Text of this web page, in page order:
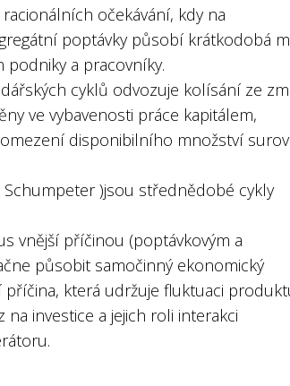
očekávání, kdy na
poptávky působí krátkodobá
podniky a pracovníky.
cyklů odvozuje kolísání ze
ve vybavenosti práce kapitálem,
disponibilního množství
)jsou střednědobé cykly
vnější příčinou (poptávkovým a
působit samočinný ekonomický
která udržuje fluktuaci
investice a jejich roli interakci